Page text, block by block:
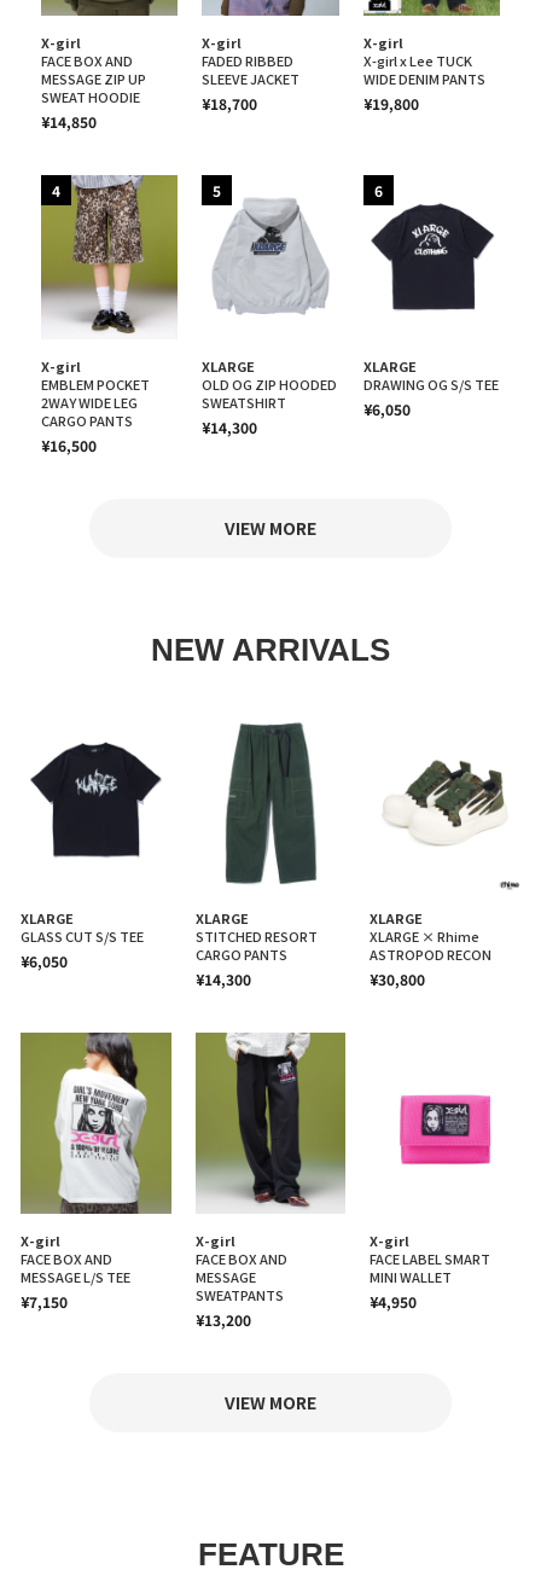
X-girl
FACE BOX AND
MESSAGE ZIP UP
SWEAT HOODIE
¥14,850
X-girl
FADED RIBBED
SLEEVE JACKET
¥18,700
X-girl
X-girl x Lee TUCK
WIDE DENIM PANTS
¥19,800
4
X-girl
EMBLEM POCKET
2WAY WIDE LEG
CARGO PANTS
¥16,500
5
XLARGE
OLD OG ZIP HOODED
SWEATSHIRT
¥14,300
6
XLARGE
DRAWING OG S/S TEE
¥6,050
VIEW MORE
NEW ARRIVALS
XLARGE
GLASS CUT S/S TEE
¥6,050
XLARGE
STITCHED RESORT
CARGO PANTS
¥14,300
XLARGE
XLARGE × Rhime
ASTROPOD RECON
¥30,800
X-girl
FACE BOX AND
MESSAGE L/S TEE
¥7,150
X-girl
FACE BOX AND
MESSAGE
SWEATPANTS
¥13,200
X-girl
FACE LABEL SMART
MINI WALLET
¥4,950
VIEW MORE
FEATURE